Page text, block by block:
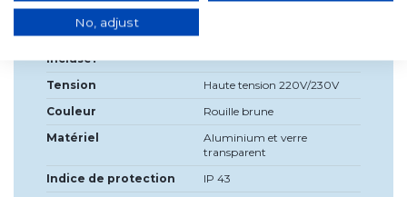
Diamètre
incluse?
Tension
Haute tension 220V/230V
Couleur
Rouille brune
Matériel
Aluminium et verre
transparent
Indice de protection
IP 43
No, adjust